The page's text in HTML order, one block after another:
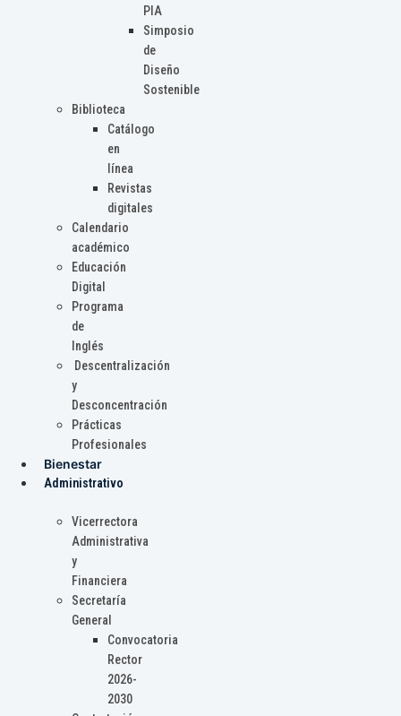
PIA
Simposio
de
Diseño
Sostenible
Biblioteca
Catálogo
en
línea
Revistas
digitales
Calendario
académico
Educación
Digital
Programa
de
Inglés
Descentralización
y
Desconcentración
Prácticas
Profesionales
Bienestar
Administrativo
Vicerrectora
Administrativa
y
Financiera
Secretaría
General
Convocatoria
Rector
2026-
2030